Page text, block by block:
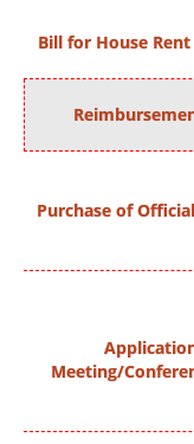
Bill for House Rent
Purchase of
Meeting/